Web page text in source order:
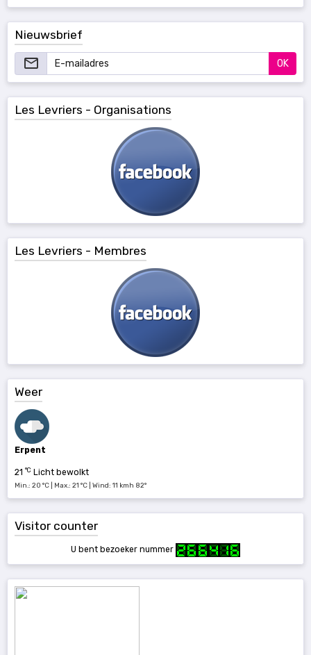
Nieuwsbrief
OK
Les Levriers - Organisations
Les Levriers - Membres
Weer
Erpent
21 °C Licht bewolkt
Min.: 20 °C | Max.: 21 °C | Wind: 11 kmh 82°
Visitor counter
U bent bezoeker nummer